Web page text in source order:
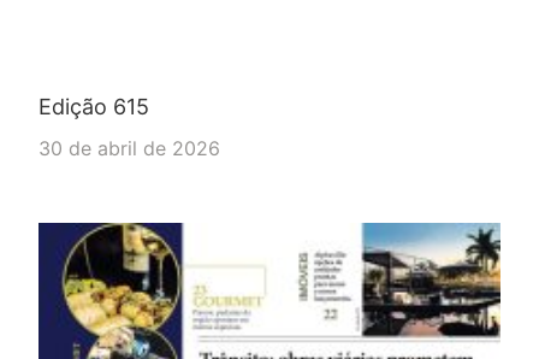
Edição 615
30 de abril de 2026